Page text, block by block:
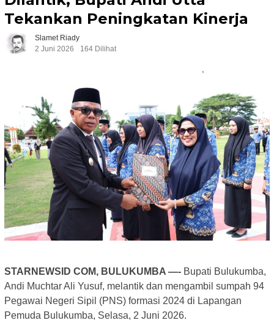
Tekankan Peningkatan Kinerja
Slamet Riady
2 Juni 2026
164 Dilihat
STARNEWSID COM, BULUKUMBA —- Bupati Bulukumba,
Andi Muchtar Ali Yusuf, melantik dan mengambil sumpah 94
Pegawai Negeri Sipil (PNS) formasi 2024 di Lapangan
Pemuda Bulukumba, Selasa, 2 Juni 2026.